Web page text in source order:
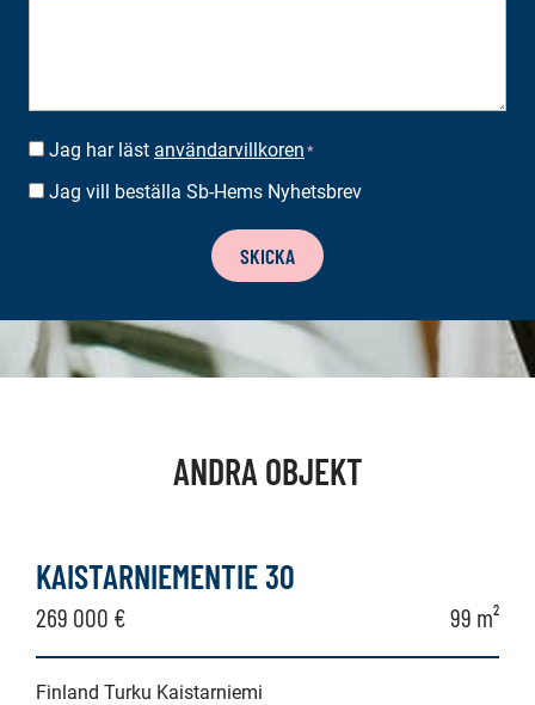
SUOSTUMUS *
Jag har läst användarvillkoren *
BESTÄLLA
Jag vill beställa Sb-Hems Nyhetsbrev
SKICKA
ANDRA OBJEKT
KAISTARNIEMENTIE 30
269 000 € 99 m²
Finland Turku Kaistarniemi